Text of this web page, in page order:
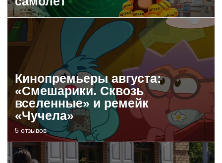
Кинопремьеры августа:
«Смешарики. Сквозь
вселенные» и ремейк
«Чучела»
5 отзывов